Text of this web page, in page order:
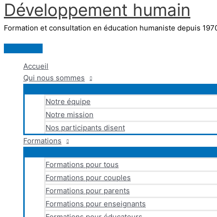
Aller
au
contenu
Développement humain
Formation et consultation en éducation humaniste depuis
Menu
Accueil
Qui nous sommes
Notre équipe
Notre mission
Nos participants disent
Formations
Formations pour tous
Formations pour couples
Formations pour parents
Formations pour enseignants